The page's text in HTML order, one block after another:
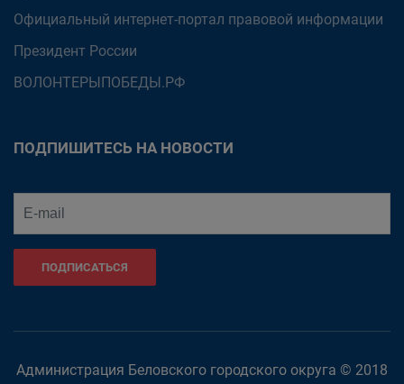
Официальный интернет-портал правовой информации
Президент России
ВОЛОНТЕРЫПОБЕДЫ.РФ
ПОДПИШИТЕСЬ НА НОВОСТИ
ПОДПИСАТЬСЯ
Администрация Беловского городского округа © 2018